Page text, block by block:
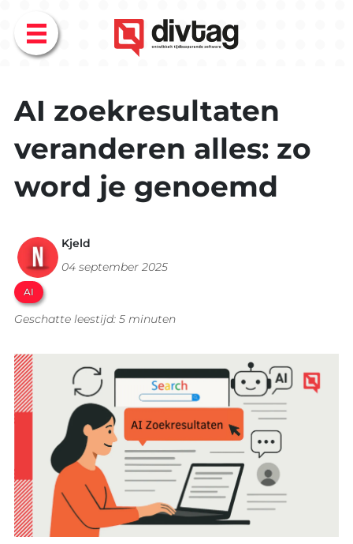
Menu
AI zoekresultaten
veranderen alles: zo
word je genoemd
Kjeld
04 september 2025
AI
Geschatte leestijd: 5 minuten